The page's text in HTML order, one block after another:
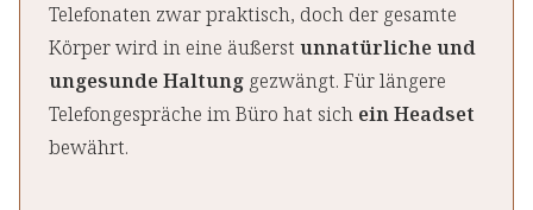
Telefonaten zwar praktisch, doch der gesamte
Körper wird in eine äußerst unnatürliche und
ungesunde Haltung gezwängt. Für längere
Telefongespräche im Büro hat sich ein Headset
bewährt.